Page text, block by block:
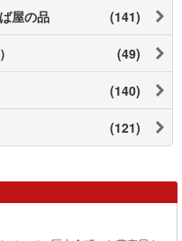
屋の品 (141)
(49)
(140)
(121)